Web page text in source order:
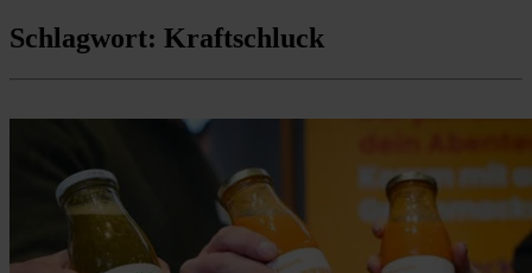
Schlagwort: Kraftschluck